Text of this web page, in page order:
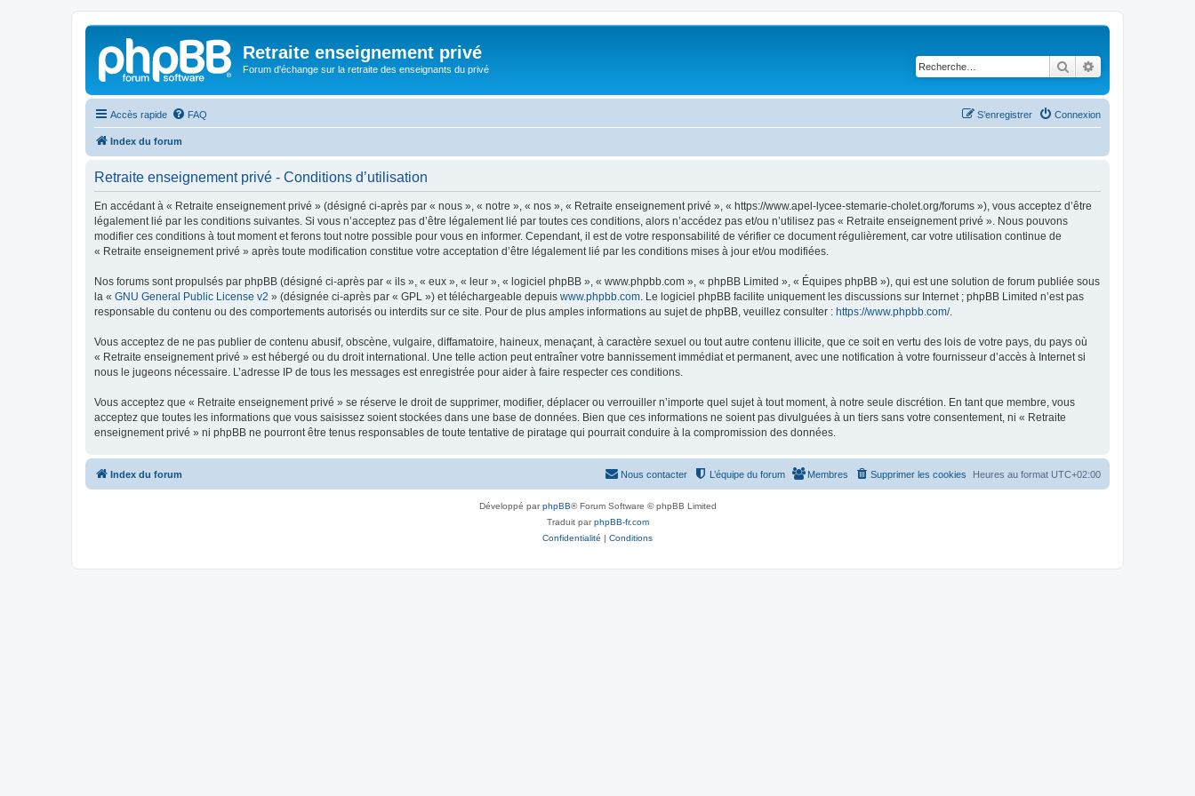
Retraite enseignement privé
Forum d'échange sur la retraite des enseignants du privé Rechercher
Accès rapide FAQ Connexion
S’enregistrer
Index du forum
Retraite enseignement privé - Conditions d’utilisation
En accédant à « Retraite enseignement privé » (désigné ci-après par « nous », « notre », « nos », « Retraite enseignement privé », « https://www.apel-lycee-stemarie-cholet.org/forums »), vous acceptez d’être
légalement lié par les conditions suivantes. Si vous n’acceptez pas d’être légalement lié par toutes ces conditions, alors n’accédez pas et/ou n’utilisez pas « Retraite enseignement privé ». Nous pouvons
modifier ces conditions à tout moment et ferons tout notre possible pour vous en informer. Cependant, il est de votre responsabilité de vérifier ce document régulièrement, car votre utilisation continue de
« Retraite enseignement privé » après toute modification constitue votre acceptation d’être légalement lié par les conditions mises à jour et/ou modifiées.
Nos forums sont propulsés par phpBB (désigné ci-après par « ils », « eux », « leur », « logiciel phpBB », « www.phpbb.com », « phpBB Limited », « Équipes phpBB »), qui est une solution de forum publiée sous
la « GNU General Public License v2 » (désignée ci-après par « GPL ») et téléchargeable depuis www.phpbb.com . Le logiciel phpBB facilite uniquement les discussions sur Internet ; phpBB Limited n’est pas
responsable du contenu ou des comportements autorisés ou interdits sur ce site. Pour de plus amples informations au sujet de phpBB, veuillez consulter : https://www.phpbb.com/.
Vous acceptez de ne pas publier de contenu abusif, obscène, vulgaire, diffamatoire, haineux, menaçant, à caractère sexuel ou tout autre contenu illicite, que ce soit en vertu des lois de votre pays, du pays où
« Retraite enseignement privé » est hébergé ou du droit international. Une telle action peut entraîner votre bannissement immédiat et permanent, avec une notification à votre fournisseur d’accès à Internet si
nous le jugeons nécessaire. L’adresse IP de tous les messages est enregistrée pour aider à faire respecter ces conditions.
Vous acceptez que « Retraite enseignement privé » se réserve le droit de supprimer, modifier, déplacer ou verrouiller n’importe quel sujet à tout moment, à notre seule discrétion. En tant que membre, vous
acceptez que toutes les informations que vous saisissez soient stockées dans une base de données. Bien que ces informations ne soient pas divulguées à un tiers sans votre consentement, ni « Retraite
enseignement privé » ni phpBB ne pourront être tenus responsables de toute tentative de piratage qui pourrait conduire à la compromission des données.
Index du forum Heures au format UTC+02:00
Supprimer les cookies
Membres
L’équipe du forum
Nous contacter
Développé parphpBB® Forum Software © phpBB Limited
Traduit parphpBB-fr.com
Confidentialité | Conditions